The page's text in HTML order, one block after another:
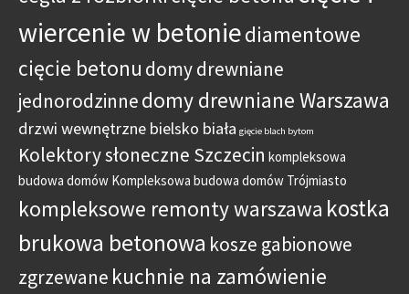
wiercenie w betoniediamentowe
cięcie betonu domy drewniane
jednorodzinnedomy drewniane Warszawa
drzwi wewnętrzne bielsko biała gięcie blach bytom
Kolektory słoneczne Szczecin kompleksowa
budowa domów Kompleksowa budowa domów Trójmiasto
kompleksowe remonty warszawa kostka
brukowa betonowa kosze gabionowe
zgrzewane kuchnie na zamówienie